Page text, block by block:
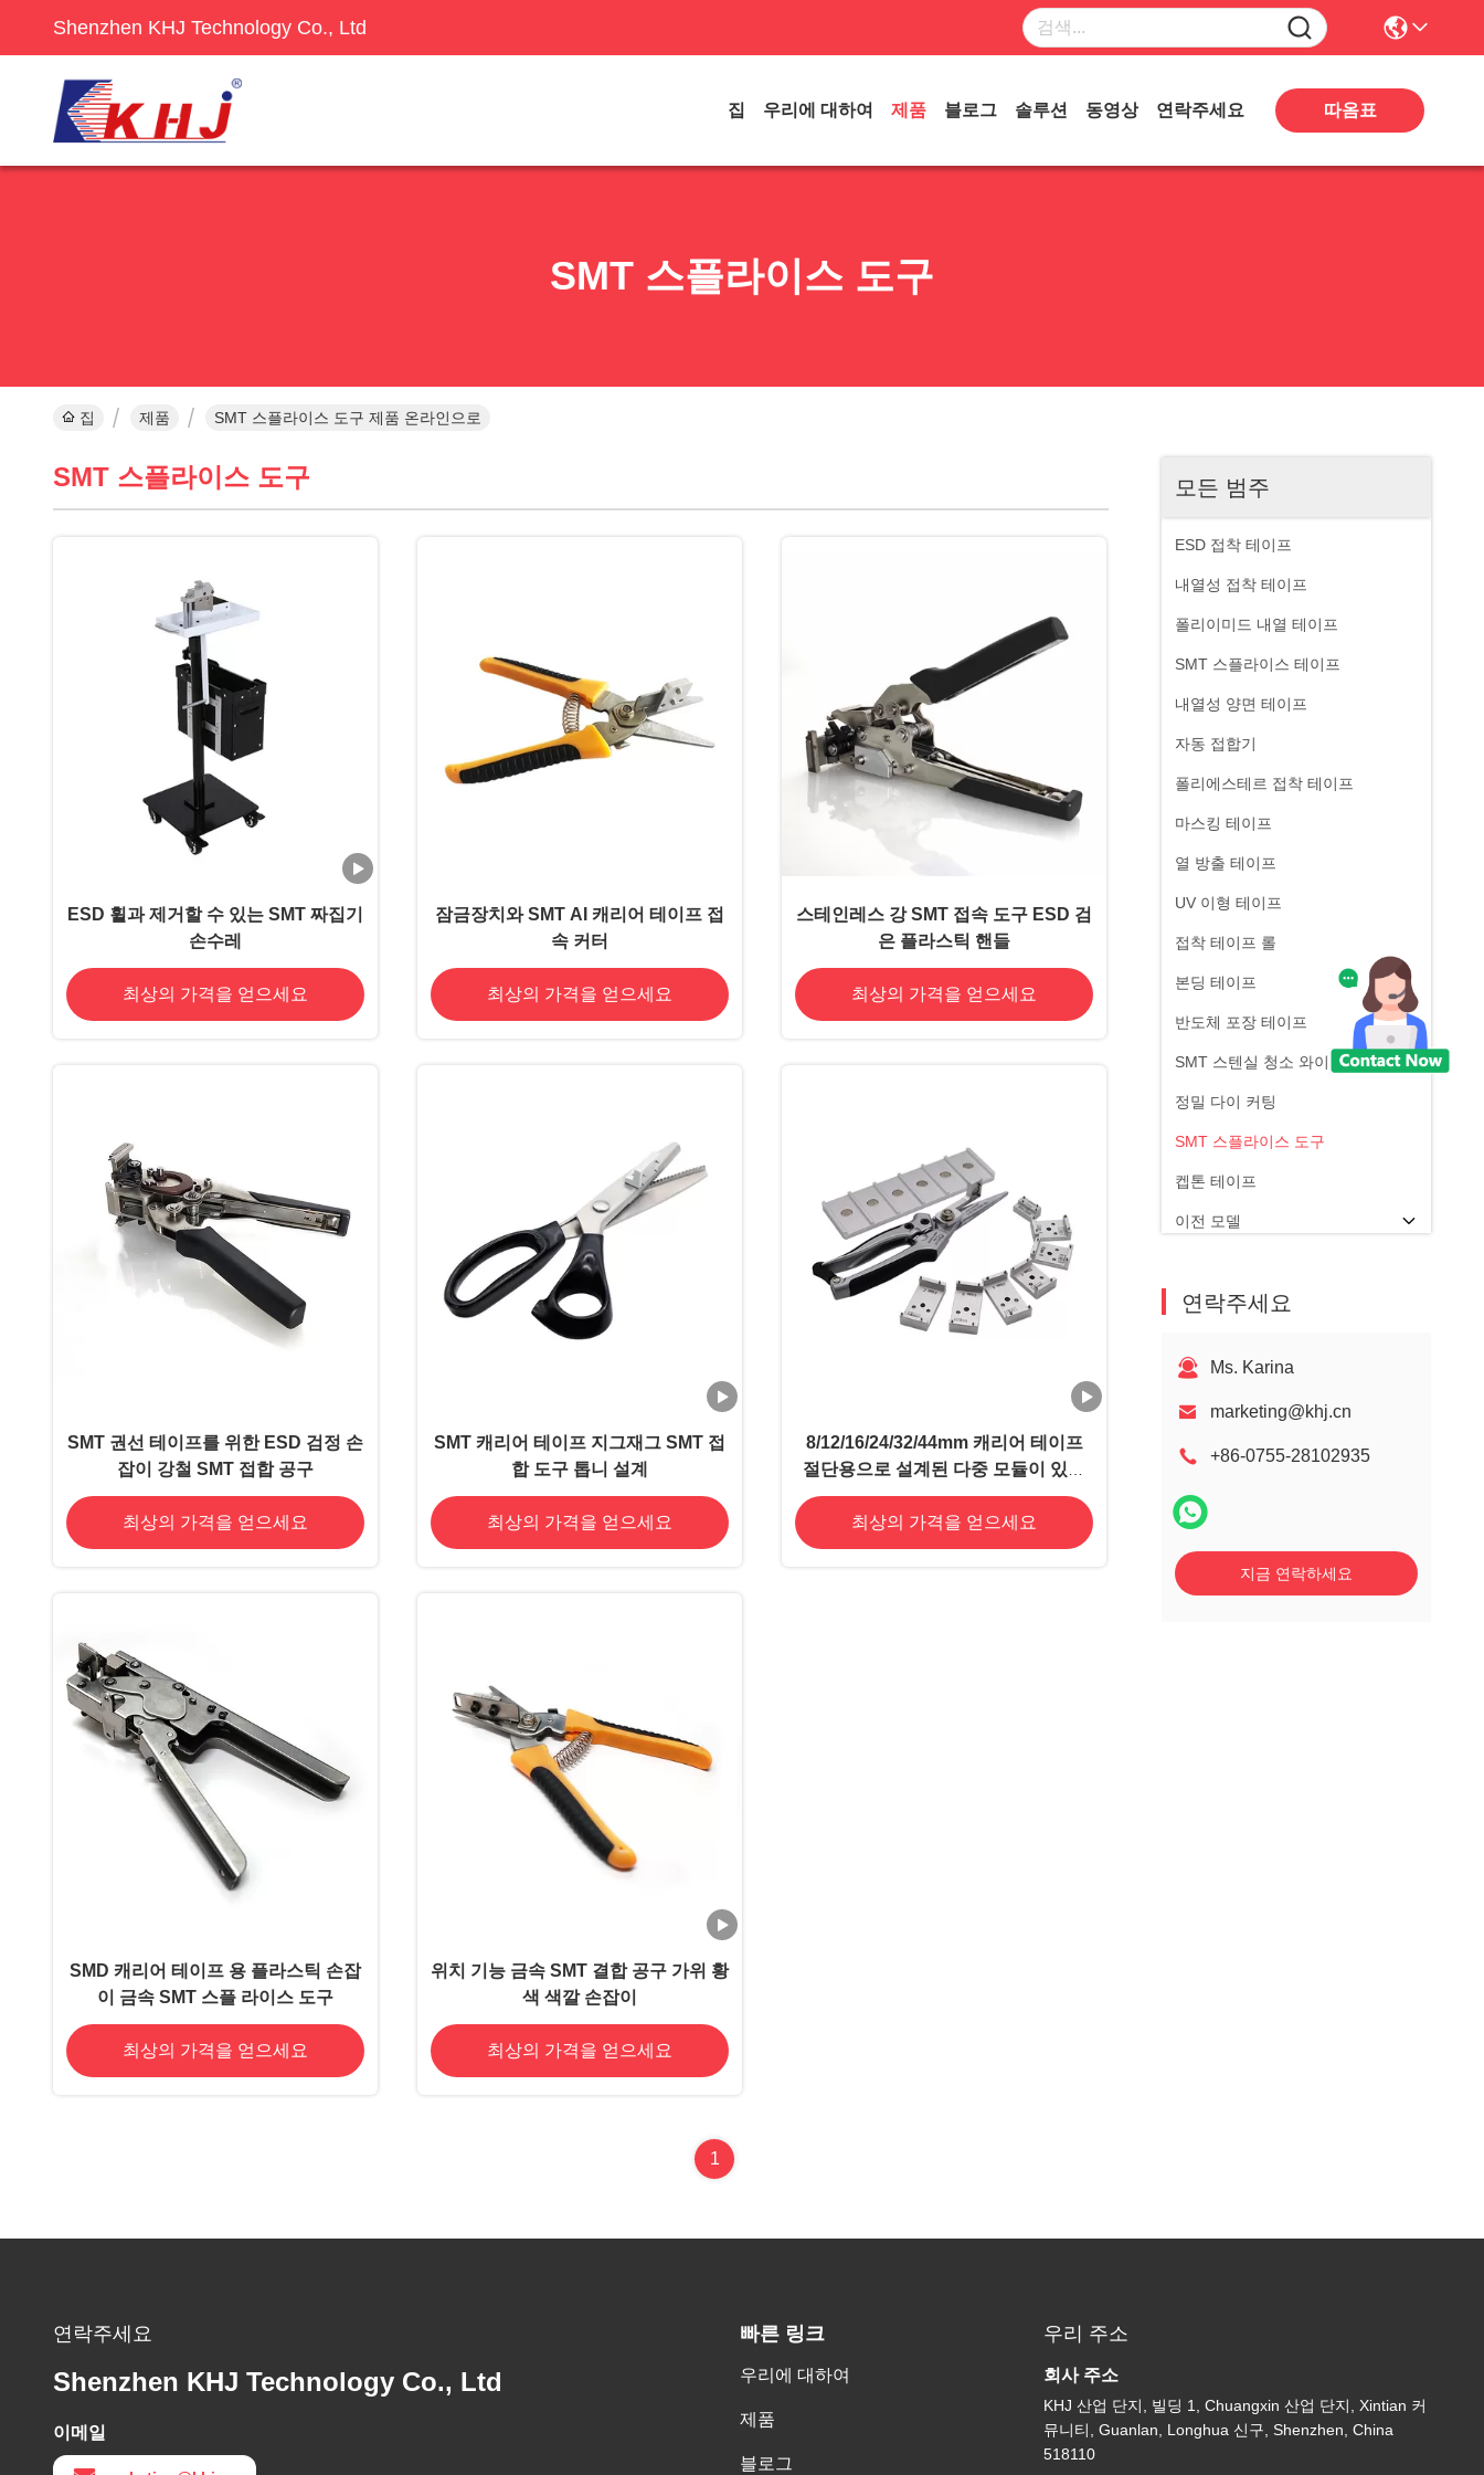
Shenzhen KHJ Technology Co., Ltd
집 우리에 대하여 제품 블로그 솔루션 동영상 연락주세요 따옴표
SMT 스플라이스 도구
집 제품 SMT 스플라이스 도구 제품 온라인으로
모든 범주
ESD 접착 테이프
내열성 접착 테이프
폴리이미드 내열 테이프
SMT 스플라이스 테이프
내열성 양면 테이프
자동 접합기
폴리에스테르 접착 테이프
마스킹 테이프
열 방출 테이프
UV 이형 테이프
접착 테이프 롤
본딩 테이프
반도체 포장 테이프
SMT 스텐실 청소 와이퍼
정밀 다이 커팅
SMT 스플라이스 도구
켑톤 테이프
이전 모델
연락주세요
Ms. Karina
marketing@khj.cn
+86-0755-28102935
지금 연락하세요
SMT 스플라이스 도구
ESD 휠과 제거할 수 있는 SMT 짜집기
손수레
최상의 가격을 얻으세요
잠금장치와 SMT AI 캐리어 테이프 접
속 커터
최상의 가격을 얻으세요
스테인레스 강 SMT 접속 도구 ESD 검
은 플라스틱 핸들
최상의 가격을 얻으세요
SMT 권선 테이프를 위한 ESD 검정 손
잡이 강철 SMT 접합 공구
최상의 가격을 얻으세요
SMT 캐리어 테이프 지그재그 SMT 접
합 도구 톱니 설계
최상의 가격을 얻으세요
8/12/16/24/32/44mm 캐리어 테이프
절단용으로 설계된 다중 모듈이 있는
SMT 접합 가위
최상의 가격을 얻으세요
SMD 캐리어 테이프 용 플라스틱 손잡
이 금속 SMT 스플 라이스 도구
최상의 가격을 얻으세요
위치 기능 금속 SMT 결합 공구 가위 황
색 색깔 손잡이
최상의 가격을 얻으세요
1
연락주세요
Shenzhen KHJ Technology Co., Ltd
이메일
빠른 링크
우리에 대하여
제품
블로그
우리 주소
회사 주소
KHJ 산업 단지, 빌딩 1, Chuangxin 산업 단지, Xintian 커
뮤니티, Guanlan, Longhua 신구, Shenzhen, China
518110